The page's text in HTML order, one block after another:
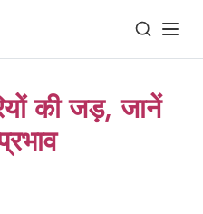
की जड़, जानें